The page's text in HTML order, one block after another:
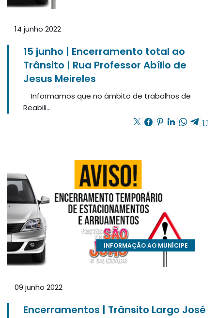
14 junho 2022
15 junho | Encerramento total ao
Trânsito | Rua Professor Abílio de
Jesus Meireles
Informamos que no âmbito de trabalhos de
Reabili...
INFORMAÇÃO AO MUNÍCIPE
09 junho 2022
Encerramentos | Trânsito Largo José